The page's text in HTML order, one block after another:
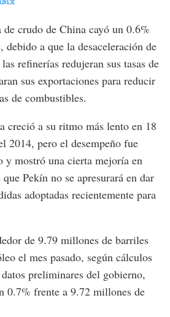
crudo de China cayó un 0.6%
a que la desaceleración de
refinerías redujeran sus tasas de
sus exportaciones para reducir
de combustibles.
creció a su ritmo más lento en 18
2014, pero el desempeño fue
y mostró una cierta mejoría en
Pekín no se apresurará en dar
adoptadas recientemente para
de 9.79 millones de barriles
el mes pasado, según cálculos
preliminares del gobierno,
0.7% frente a 9.72 millones de